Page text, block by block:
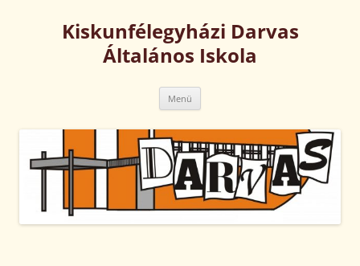
tartalombaKiskunfélegyházi Darvas
Általános Iskola
Menü